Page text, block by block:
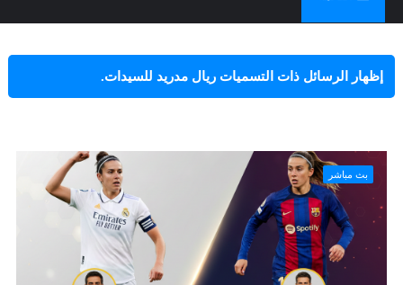
‏إظهار الرسائل ذات التسميات ريال مدريد للسيدات.
بث مباشر